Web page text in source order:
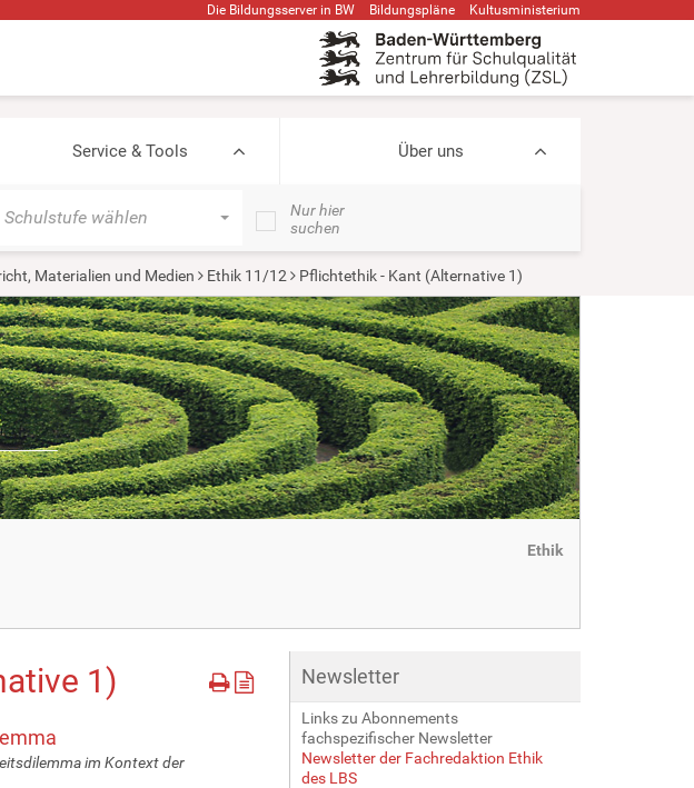
Die Bildungsserver in BW Bildungspläne Kultusministerium
Service & Tools Über uns
Schulstufe wählen
Nur hier
suchen
Materialien und Medien Ethik 11/12 Pflichtethik - Kant (Alternative 1)
Ethik
1)
im Kontext der
Newsletter
Links zu Abonnements
fachspezifischer Newsletter
Newsletter der Fachredaktion Ethik
des LBS